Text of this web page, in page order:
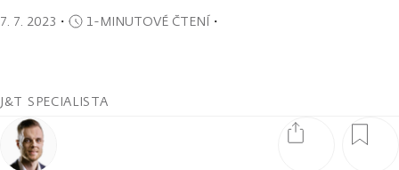
7. 7. 2023 ・ 1-MINUTOVÉ ČTENÍ・
J&T SPECIALISTA